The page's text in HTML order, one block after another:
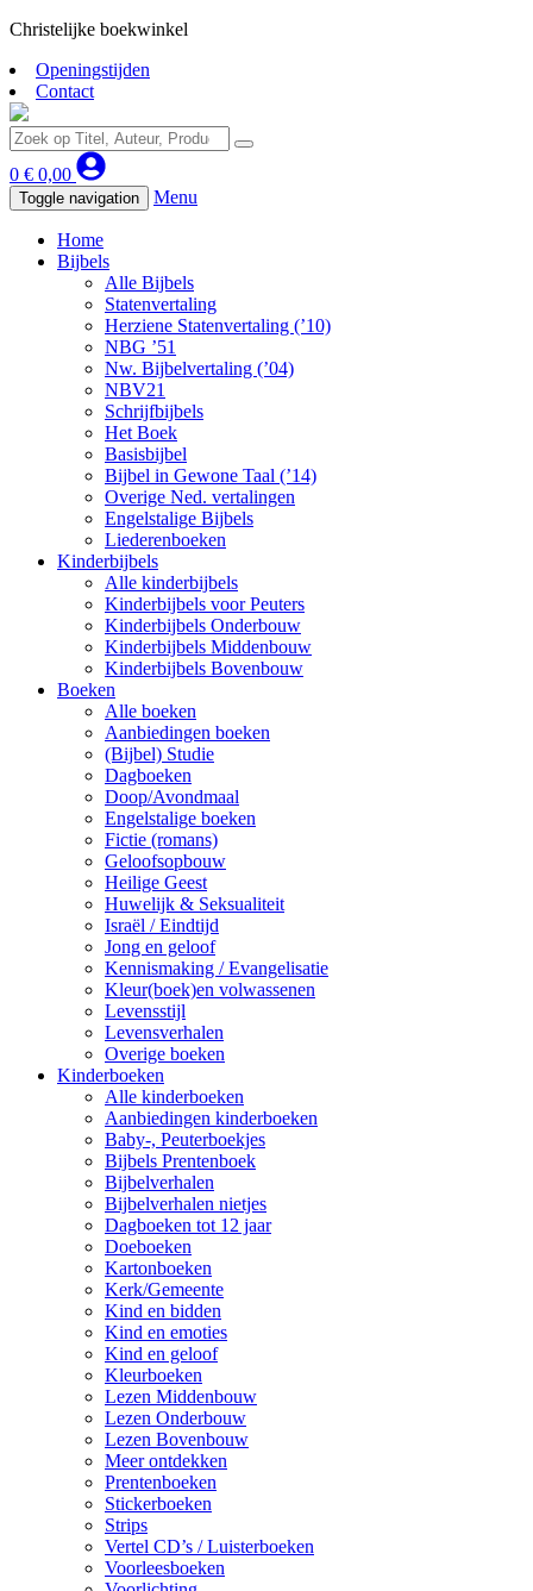
Christelijke boekwinkel
Openingstijden
Contact
0 € 0,00
Toggle navigation Menu
Home
Bijbels
Alle Bijbels
Statenvertaling
Herziene Statenvertaling (’10)
NBG ’51
Nw. Bijbelvertaling (’04)
NBV21
Schrijfbijbels
Het Boek
Basisbijbel
Bijbel in Gewone Taal (’14)
Overige Ned. vertalingen
Engelstalige Bijbels
Liederenboeken
Kinderbijbels
Alle kinderbijbels
Kinderbijbels voor Peuters
Kinderbijbels Onderbouw
Kinderbijbels Middenbouw
Kinderbijbels Bovenbouw
Boeken
Alle boeken
Aanbiedingen boeken
(Bijbel) Studie
Dagboeken
Doop/Avondmaal
Engelstalige boeken
Fictie (romans)
Geloofsopbouw
Heilige Geest
Huwelijk & Seksualiteit
Israël / Eindtijd
Jong en geloof
Kennismaking / Evangelisatie
Kleur(boek)en volwassenen
Levensstijl
Levensverhalen
Overige boeken
Kinderboeken
Alle kinderboeken
Aanbiedingen kinderboeken
Baby-, Peuterboekjes
Bijbels Prentenboek
Bijbelverhalen
Bijbelverhalen nietjes
Dagboeken tot 12 jaar
Doeboeken
Kartonboeken
Kerk/Gemeente
Kind en bidden
Kind en emoties
Kind en geloof
Kleurboeken
Lezen Middenbouw
Lezen Onderbouw
Lezen Bovenbouw
Meer ontdekken
Prentenboeken
Stickerboeken
Strips
Vertel CD’s / Luisterboeken
Voorleesboeken